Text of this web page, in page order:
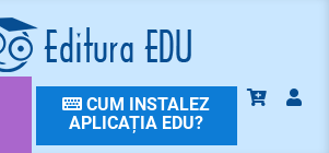
CUM INSTALEZ
APLICAȚIA EDU?